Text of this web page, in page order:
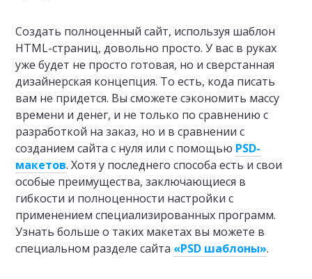
Создать полноценный сайт, используя шаблон
HTML-страниц, довольно просто. У вас в руках
уже будет не просто готовая, но и сверстанная
дизайнерская концепция. То есть, кода писать
вам не придется. Вы сможете сэкономить массу
времени и денег, и не только по сравнению с
разработкой на заказ, но и в сравнении с
созданием сайта с нуля или с помощью PSD-
макетов. Хотя у последнего способа есть и свои
особые преимущества, заключающиеся в
гибкости и полноценности настройки с
применением специализированных программ.
Узнать больше о таких макетах вы можете в
специальном разделе сайта «PSD шаблоны».